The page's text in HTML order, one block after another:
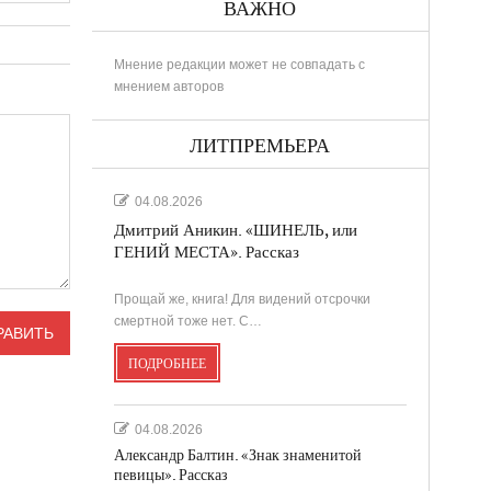
ВАЖНО
Мнение редакции может не совпадать с
мнением авторов
ЛИТПРЕМЬЕРА
04.08.2026
Дмитрий Аникин. «ШИНЕЛЬ, или
ГЕНИЙ МЕСТА». Рассказ
Прощай же, книга! Для видений отсрочки
смертной тоже нет. С…
ПОДРОБНЕЕ
04.08.2026
Александр Балтин. «Знак знаменитой
певицы». Рассказ